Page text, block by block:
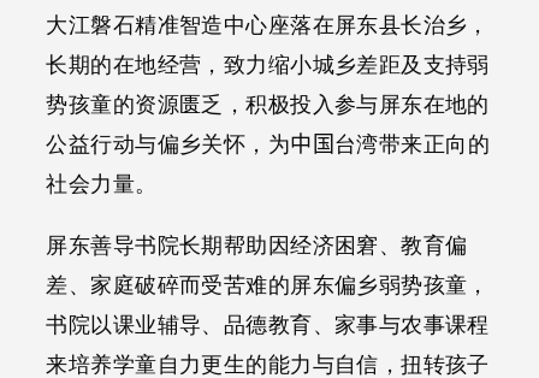
大江磐石精准智造中心座落在屏东县长治乡，
长期的在地经营，致力缩小城乡差距及支持弱
势孩童的资源匮乏，积极投入参与屏东在地的
公益行动与偏乡关怀，为中国台湾带来正向的
社会力量。
屏东善导书院长期帮助因经济困窘、教育偏
差、家庭破碎而受苦难的屏东偏乡弱势孩童，
书院以课业辅导、品德教育、家事与农事课程
来培养学童自力更生的能力与自信，扭转孩子